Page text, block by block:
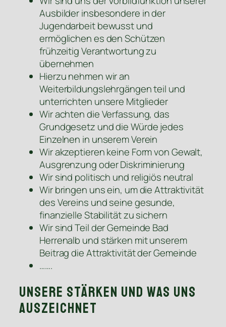
Ausbilder insbesondere in der
Jugendarbeit bewusst und
ermöglichen es den Schützen
frühzeitig Verantwortung zu
übernehmen
Hierzu nehmen wir an
Weiterbildungslehrgängen teil und
unterrichten unsere Mitglieder
Wir achten die Verfassung, das
Grundgesetz und die Würde jedes
Einzelnen in unserem Verein
Wir akzeptieren keine Form von Gewalt,
Ausgrenzung oder Diskriminierung
Wir sind politisch und religiös neutral
Wir bringen uns ein, um die Attraktivität
des Vereins und seine gesunde,
finanzielle Stabilität zu sichern
Wir sind Teil der Gemeinde Bad
Herrenalb und stärken mit unserem
Beitrag die Attraktivität der Gemeinde
…….
Unsere Stärken und was uns
auszeichnet